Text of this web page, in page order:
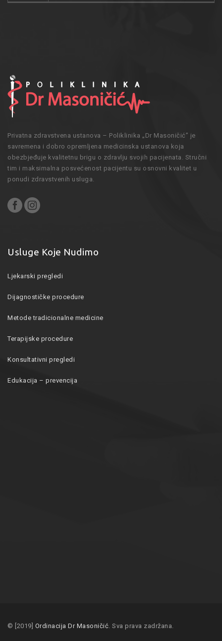
Privatna zdravstvena ustanova – Poliklinika „Dr Masoničić” je
savremena i dobro opremljena medicinska ustanova koja
obezbjeđuje kvalitetnu brigu o zdravlju svojih pacijenata. Stručni
tim i maksimalna posvećenost pacijentu su osnovni kvalitet u
ponudi zdravstvenih usluga.
Usluge Koje Nudimo
Ljekarski pregledi
Dijagnostičke procedure
Metode tradicionalne medicine
Terapijske procedure
Konsultativni pregledi
Edukacija – prevencija
© [2019] Ordinacija Dr Masoničić. Sva prava zadržana.